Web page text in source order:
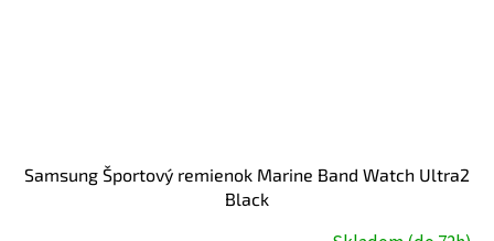
Samsung Športový remienok Marine Band Watch Ultra2
Black